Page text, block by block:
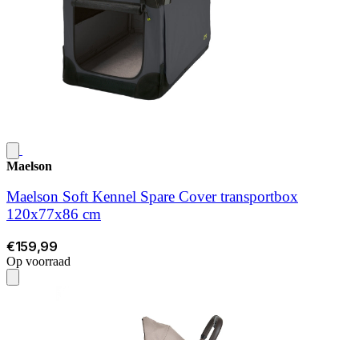
Maelson
Maelson Soft Kennel Spare Cover transportbox
120x77x86 cm
€159,99
Op voorraad